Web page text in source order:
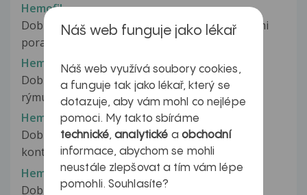
Hemofil
Dobrý den, chtěla jsem se zeptat za co by jste mi
poradila pro syna (2,5...
Hemofil
Dobrý den.Prosim o radu.Již 3/4 roku mám
rýmu,pokaslávám a jsem zahleněna.V...
Hemofil
Dobrý den, byla jsem několik hodin v úzkém
kontaktu s člověkem, kt. má v sobě...
Hemofil
Dobrý den, chtěl bych se zeptat, zda jste se již
Náš web funguje jako lékař
Náš web využívá soubory cookies,
a funguje tak jako lékař, který se
dotazuje, aby vám mohl co nejlépe
pomoci. My takto sbíráme
technické,analytické a obchodní
informace, abychom se mohli
neustále zlepšovat a tím vám lépe
pomohli. Souhlasíte?